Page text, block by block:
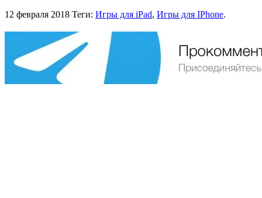
12 февраля 2018 Теги: Игры для iPad, Игры для IPhone.